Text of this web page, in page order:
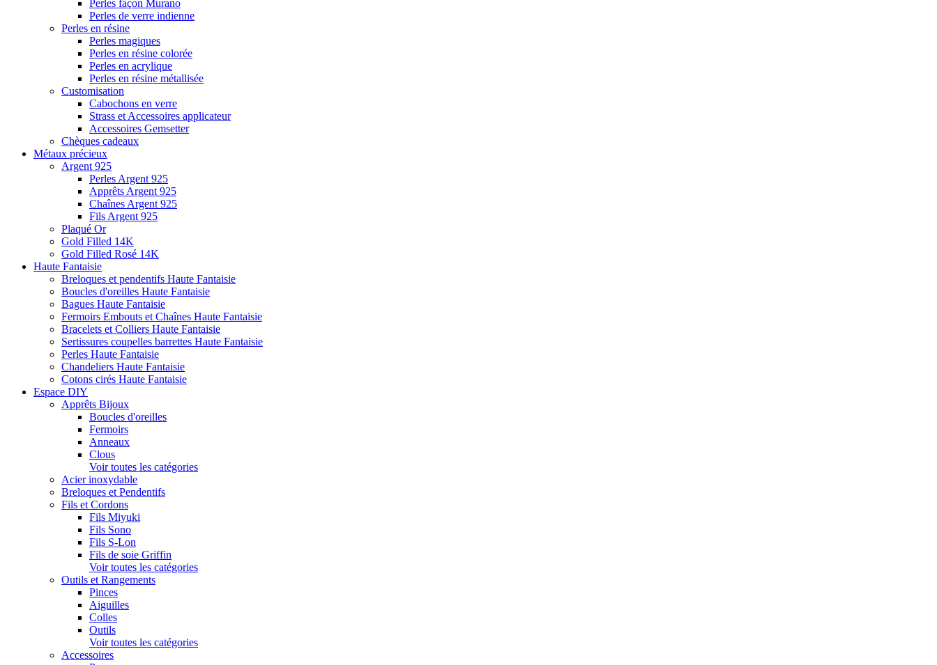
Perles façon Murano
Perles de verre indienne
Perles en résine
Perles magiques
Perles en résine colorée
Perles en acrylique
Perles en résine métallisée
Customisation
Cabochons en verre
Strass et Accessoires applicateur
Accessoires Gemsetter
Chèques cadeaux
Métaux précieux
Argent 925
Perles Argent 925
Apprêts Argent 925
Chaînes Argent 925
Fils Argent 925
Plaqué Or
Gold Filled 14K
Gold Filled Rosé 14K
Haute Fantaisie
Breloques et pendentifs Haute Fantaisie
Boucles d'oreilles Haute Fantaisie
Bagues Haute Fantaisie
Fermoirs Embouts et Chaînes Haute Fantaisie
Bracelets et Colliers Haute Fantaisie
Sertissures coupelles barrettes Haute Fantaisie
Perles Haute Fantaisie
Chandeliers Haute Fantaisie
Cotons cirés Haute Fantaisie
Espace DIY
Apprêts Bijoux
Boucles d'oreilles
Fermoirs
Anneaux
Clous
Voir toutes les catégories
Acier inoxydable
Breloques et Pendentifs
Fils et Cordons
Fils Miyuki
Fils Sono
Fils S-Lon
Fils de soie Griffin
Voir toutes les catégories
Outils et Rangements
Pinces
Aiguilles
Colles
Outils
Voir toutes les catégories
Accessoires